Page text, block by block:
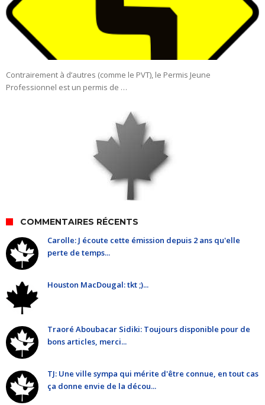
Contrairement à d’autres (comme le PVT), le Permis Jeune
Professionnel est un permis de …
COMMENTAIRES RÉCENTS
Carolle: J écoute cette émission depuis 2 ans qu'elle
perte de temps...
Houston MacDougal: tkt ;)...
Traoré Aboubacar Sidiki: Toujours disponible pour de
bons articles, merci...
TJ: Une ville sympa qui mérite d'être connue, en tout cas
ça donne envie de la décou...